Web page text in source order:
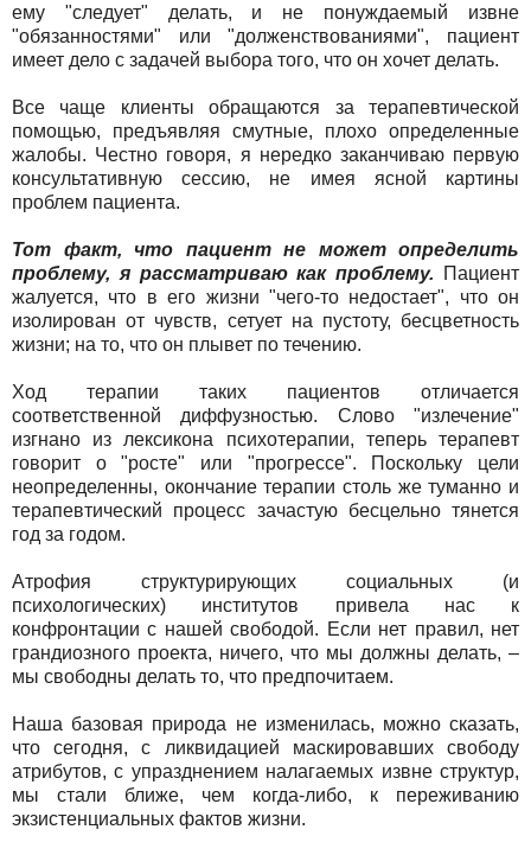
ему "следует" делать, и не понуждаемый извне
"обязанностями" или "долженствованиями", пациент
имеет дело с задачей выбора того, что он хочет делать.
Все чаще клиенты обращаются за терапевтической
помощью, предъявляя смутные, плохо определенные
жалобы. Честно говоря, я нередко заканчиваю первую
консультативную сессию, не имея ясной картины
проблем пациента.
Тот факт, что пациент не может определить
проблему, я рассматриваю как проблему.
Пациент
жалуется, что в его жизни "чего-то недостает", что он
изолирован от чувств, сетует на пустоту, бесцветность
жизни; на то, что он плывет по течению.
Ход терапии таких пациентов отличается
соответственной диффузностью. Слово "излечение"
изгнано из лексикона психотерапии, теперь терапевт
говорит о "росте" или "прогрессе". Поскольку цели
неопределенны, окончание терапии столь же туманно и
терапевтический процесс зачастую бесцельно тянется
год за годом.
Атрофия структурирующих социальных (и
психологических) институтов привела нас к
конфронтации с нашей свободой. Если нет правил, нет
грандиозного проекта, ничего, что мы должны делать, –
мы свободны делать то, что предпочитаем.
Наша базовая природа не изменилась, можно сказать,
что сегодня, с ликвидацией маскировавших свободу
атрибутов, с упразднением налагаемых извне структур,
мы стали ближе, чем когда-либо, к переживанию
экзистенциальных фактов жизни.